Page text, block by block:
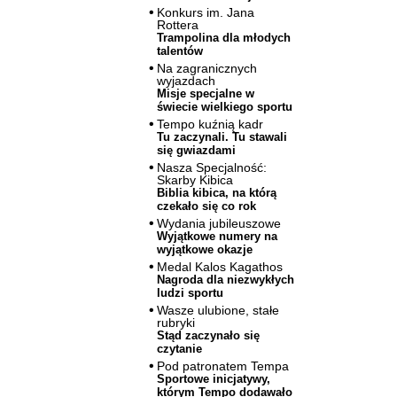
Konkurs im. Jana
Rottera
Trampolina dla młodych
talentów
Na zagranicznych
wyjazdach
Misje specjalne w
świecie wielkiego sportu
Tempo kuźnią kadr
Tu zaczynali. Tu stawali
się gwiazdami
Nasza Specjalność:
Skarby Kibica
Biblia kibica, na którą
czekało się co rok
Wydania jubileuszowe
Wyjątkowe numery na
wyjątkowe okazje
Medal Kalos Kagathos
Nagroda dla niezwykłych
ludzi sportu
Wasze ulubione, stałe
rubryki
Stąd zaczynało się
czytanie
Pod patronatem Tempa
Sportowe inicjatywy,
którym Tempo dodawało